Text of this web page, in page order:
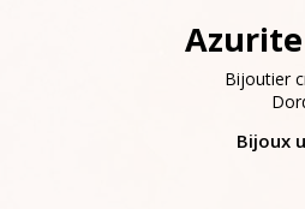
Bijoutier
Bijoux